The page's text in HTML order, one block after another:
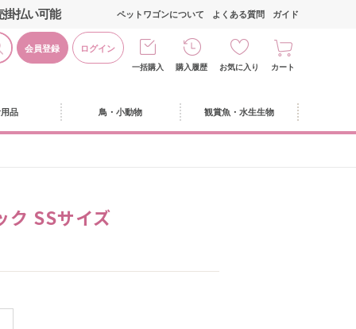
掛払い可能
会員登録 ログイン
ペットワゴンについて よくある質問 ガイド
一括購入 購入履歴 お気に入り カート
品 鳥・小動物 観賞魚・水生生物
ク SSサイズ